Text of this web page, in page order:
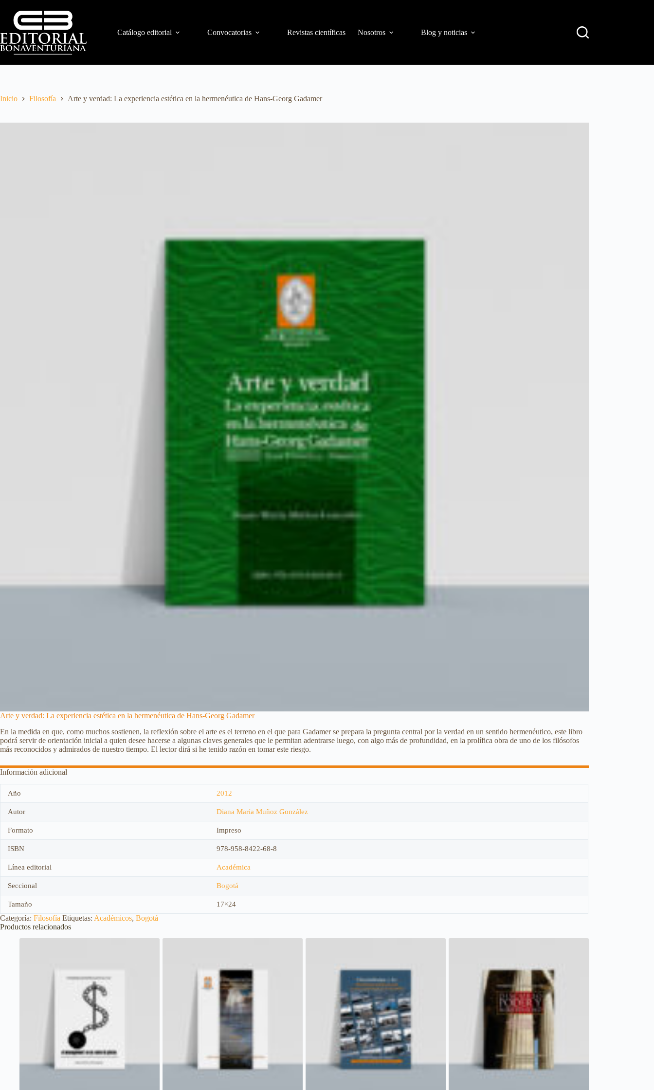
Catálogo editorial Convocatorias Revistas científicas Nosotros Blog y noticias
Inicio Filosofía Arte y verdad: La experiencia estética en la hermenéutica de Hans-Georg Gadamer
Arte y verdad: La experiencia estética en la hermenéutica de Hans-Georg Gadamer
En la medida en que, como muchos sostienen, la reflexión sobre el arte es el terreno en el que para Gadamer se prepara la pregunta central por la verdad en un sentido hermenéutico, este libro
podrá servir de orientación inicial a quien desee hacerse a algunas claves generales que le permitan adentrarse luego, con algo más de profundidad, en la prolífica obra de uno de los filósofos
más reconocidos y admirados de nuestro tiempo. El lector dirá si he tenido razón en tomar este riesgo.
Información adicional
Año 2012
Autor Diana María Muñoz González
Formato Impreso
ISBN 978-958-8422-68-8
Línea editorial Académica
Seccional Bogotá
Tamaño 17×24
Categoría: Filosofía Etiquetas: Académicos, Bogotá
Productos relacionados